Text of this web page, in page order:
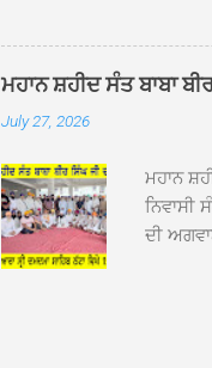
ਹੋਈਆਂ
20 ਤੋਂ
ਸਿੰਘ
ਜਿਸ
ਮਹਾਨ ਸ਼ਹੀਦ ਸੰਤ ਬਾਬਾ
July 27, 2026
ਮਹਾਨ
ਨਿਵਾਸੀ
ਦੀ
ਹੇਠ ਹੋਈ